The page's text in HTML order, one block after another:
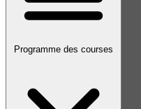
Programme des courses